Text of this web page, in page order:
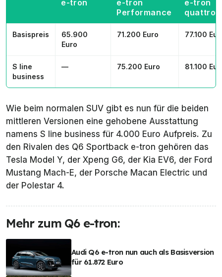
e-tron
e-tron
Performance
e-tron
quattro
Basispreis
65.900
Euro
71.200 Euro 77.100
S line
business
— 75.200 Euro 81.100
Wie beim normalen SUV gibt es nun für die beiden
mittleren Versionen eine gehobene Ausstattung
namens S line business für 4.000 Euro Aufpreis. Zu
den Rivalen des Q6 Sportback e-tron gehören das
Tesla Model Y, der Xpeng G6, der Kia EV6, der Ford
Mustang Mach-E, der Porsche Macan Electric und
der Polestar 4.
Mehr zum Q6 e-tron:
Audi Q6 e-tron nun auch als Basisversion
für 61.872 Euro